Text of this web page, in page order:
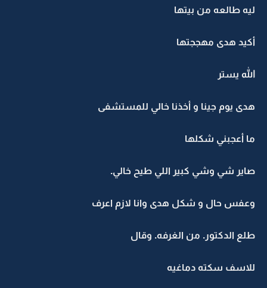
ليه طالعه من بيتها
أكيد هدى مهججتها
الله يستر
هدى يوم جينا و أخذنا خالي للمستشفى
ما أعجبني شكلها
صاير شي وشي كبير اللي طيح خالي.
وعفس حال و شكل هدى وانا لازم اعرف
طلع الدكتور. من الغرفه. وقال
للاسف سكته دماغيه